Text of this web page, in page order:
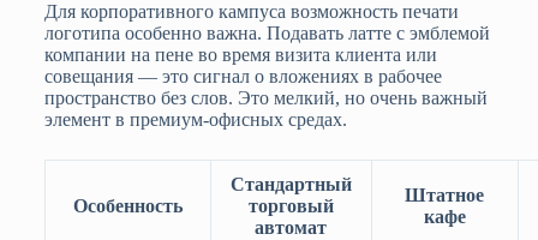
Для корпоративного кампуса возможность печати
логотипа особенно важна. Подавать латте с эмблемой
компании на пене во время визита клиента или
совещания — это сигнал о вложениях в рабочее
пространство без слов. Это мелкий, но очень важный
элемент в премиум-офисных средах.
Особенность
Стандартный
торговый
автомат
Штатное
кафе